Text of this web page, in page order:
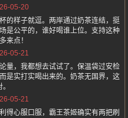
05-20
的样子就逗。两岸通过奶茶连结，挺
是公平的，谁好喝谁上位。支持这种
来点！
05-21
量，我都想去试试了。保温袋过安检
是实打实喝出来的。奶茶无国界，这
05-21
得心服口服，霸王茶姬确实有两把刷